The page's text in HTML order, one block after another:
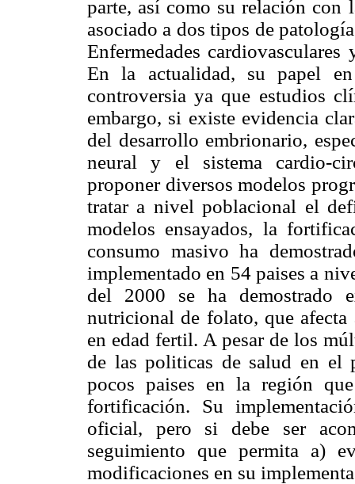
parte, así como su relación con
asociado a dos tipos de
Enfermedades
En la actualidad, su papel
controversia ya que estudios
embargo, si existe evidencia
del desarrollo embrionario,
neural y el sistema cardio-
proponer diversos modelos
tratar a nivel poblacional el
modelos ensayados, la
consumo masivo ha
implementado en 54 paises a
del 2000 se ha demostrado
nutricional de folato, que
en edad fertil. A pesar de los
de las politicas de salud en el
pocos paises en la región
fortificación. Su
oficial, pero si debe ser
seguimiento que permita a)
modificaciones en su